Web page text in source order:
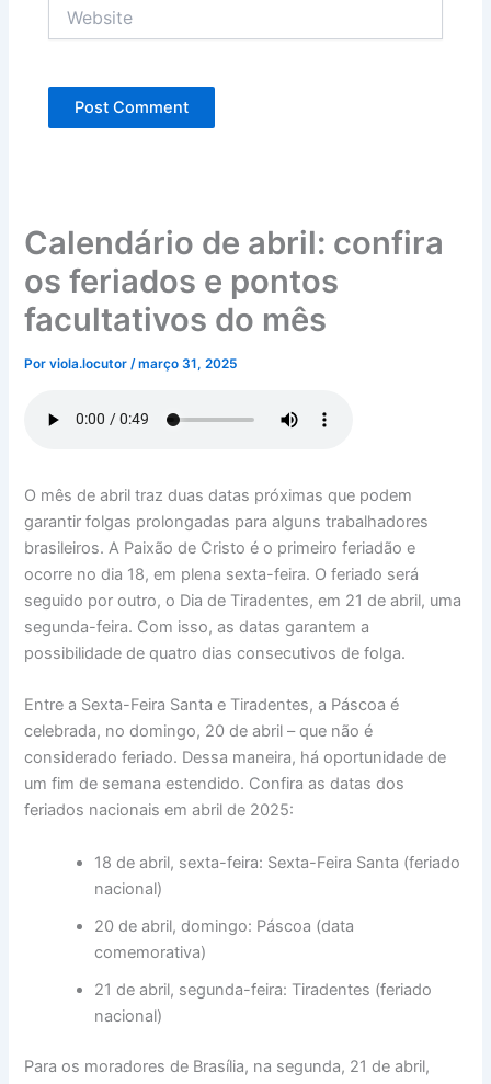
Calendário de abril: confira
os feriados e pontos
facultativos do mês
Porviola.locutor/março 31, 2025
O mês de abril traz duas datas próximas que podem
garantir folgas prolongadas para alguns trabalhadores
brasileiros. A Paixão de Cristo é o primeiro feriadão e
ocorre no dia 18, em plena sexta-feira. O feriado será
seguido por outro, o Dia de Tiradentes, em 21 de abril, uma
segunda-feira. Com isso, as datas garantem a
possibilidade de quatro dias consecutivos de folga.
Entre a Sexta-Feira Santa e Tiradentes, a Páscoa é
celebrada, no domingo, 20 de abril – que não é
considerado feriado. Dessa maneira, há oportunidade de
um fim de semana estendido. Confira as datas dos
feriados nacionais em abril de 2025:
18 de abril, sexta-feira: Sexta-Feira Santa (feriado
nacional)
20 de abril, domingo: Páscoa (data
comemorativa)
21 de abril, segunda-feira: Tiradentes (feriado
nacional)
Para os moradores de Brasília, na segunda, 21 de abril,